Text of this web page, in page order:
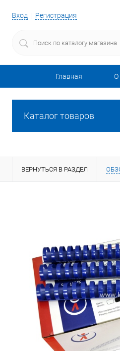
Вход Регистрация
Главная О
Каталог товаров
ВЕРНУТЬСЯ В РАЗДЕЛ